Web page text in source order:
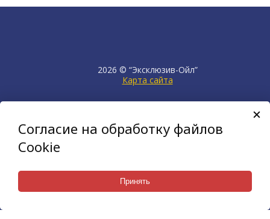
2026 © “Эксклюзив-Ойл”
Карта сайта
продвижение сайта НЕТКАМ
создан на платформе
KORZILLA
Согласие на обработку файлов
Cookie
Принять